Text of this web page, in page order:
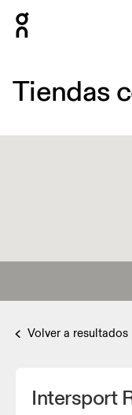
Tiendas
Volver a resultados
Intersport